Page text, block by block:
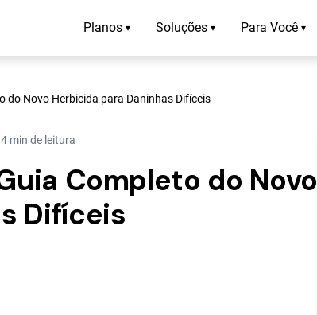
Planos ▾ Soluções ▾ Para Você ▾
do Novo Herbicida para Daninhas Difíceis
min de leitura
Completo do Novo
Difíceis